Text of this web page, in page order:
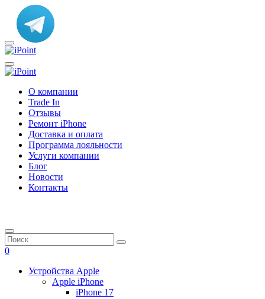
О компании
Trade In
Отзывы
Ремонт iPhone
Доставка и оплата
Программа лояльности
Услуги компании
Блог
Новости
Контакты
0
Устройства Apple
Apple iPhone
iPhone 17